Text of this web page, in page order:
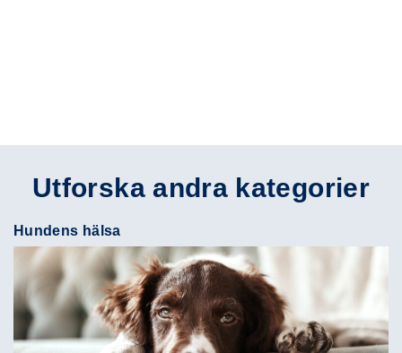
Utforska andra kategorier
Hundens hälsa